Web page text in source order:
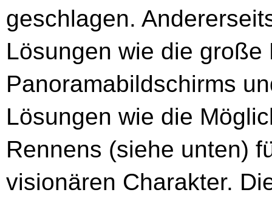
geschlagen.
Lösungen wie die
Panoramabildschirms
Lösungen wie die
Rennens (siehe unten)
visionären Charakter.